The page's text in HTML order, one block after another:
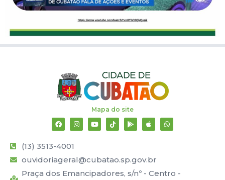
Mapa do site
(13) 3513-4001
ouvidoriageral@cubatao.sp.gov.br
Praça dos Emancipadores, s/nº - Centro -